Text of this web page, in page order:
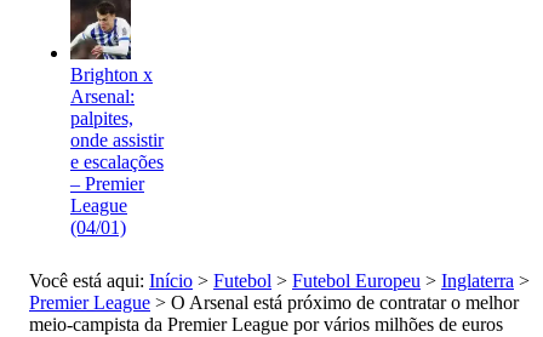
Brighton x
Arsenal:
palpites,
onde assistir
e escalações
– Premier
League
(04/01)
Você está aqui: Início > Futebol > Futebol Europeu > Inglaterra >
Premier League > O Arsenal está próximo de contratar o melhor
meio-campista da Premier League por vários milhões de euros